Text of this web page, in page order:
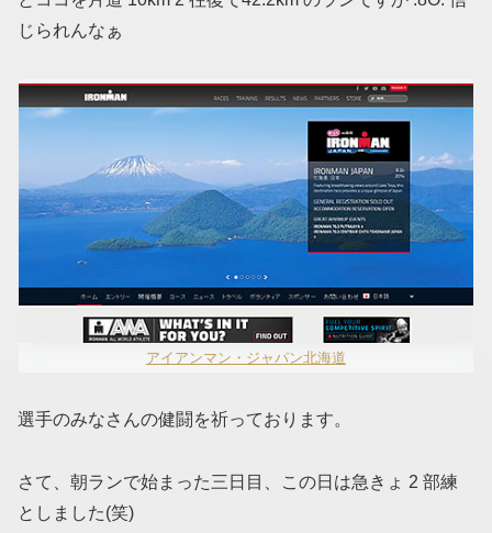
じられんなぁ
アイアンマン・ジャパン北海道
選手のみなさんの健闘を祈っております。
さて、朝ランで始まった三日目、この日は急きょ 2 部練
としました(笑)